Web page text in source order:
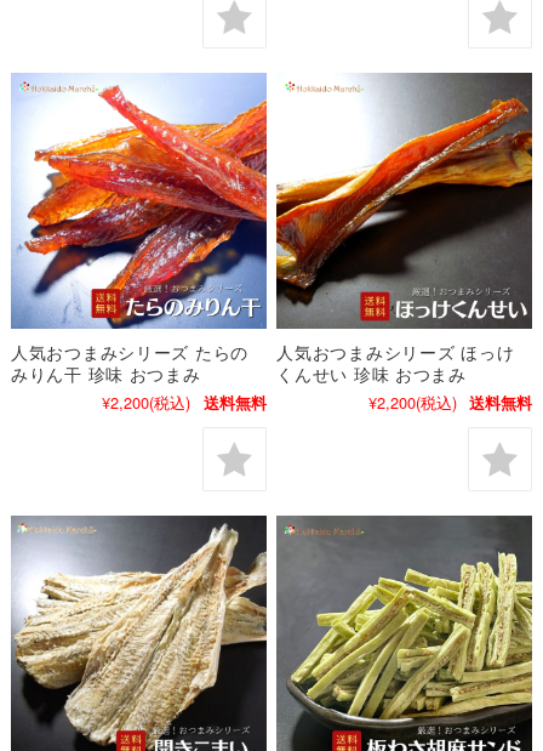
人気おつまみシリーズ たらの
みりん干 珍味 おつまみ
¥2,200(税込) 送料無料
人気おつまみシリーズ ほっけ
くんせい 珍味 おつまみ
¥2,200(税込) 送料無料